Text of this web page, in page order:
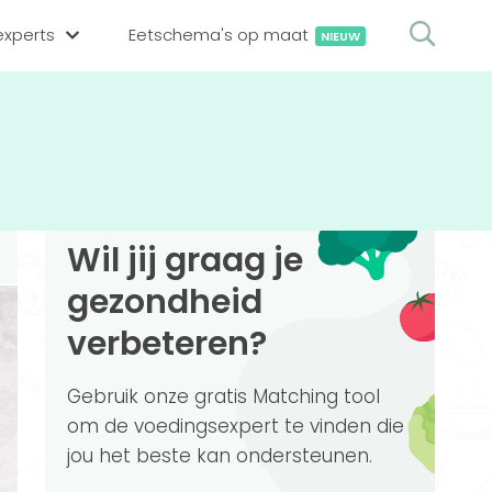
aanmelden
Eetschema's op maat NIEUW
Wil jij graag je
gezondheid
verbeteren?
Gebruik onze gratis Matching tool
om de voedingsexpert te vinden die
jou het beste kan ondersteunen.